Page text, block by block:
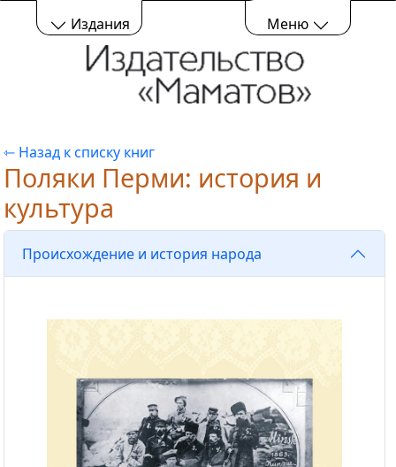
Меню
Издания
⇽ Назад к списку книг
Поляки Перми: история и
культура
Происхождение и история народа